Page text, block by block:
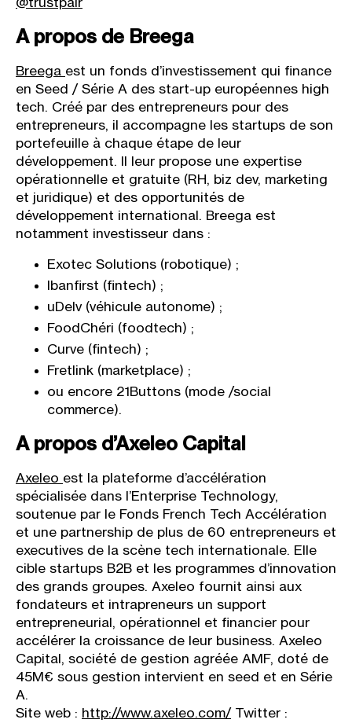
A propos de Breega
Breega est un fonds d’investissement qui finance
en Seed / Série A des start-up européennes high
tech. Créé par des entrepreneurs pour des
entrepreneurs, il accompagne les startups de son
portefeuille à chaque étape de leur
développement. Il leur propose une expertise
opérationnelle et gratuite (RH, biz dev, marketing
et juridique) et des opportunités de
développement international. Breega est
notamment investisseur dans :
Exotec Solutions (robotique) ;
Ibanfirst (fintech) ;
uDelv (véhicule autonome) ;
FoodChéri (foodtech) ;
Curve (fintech) ;
Fretlink (marketplace) ;
ou encore 21Buttons (mode /social
commerce).
A propos d’Axeleo Capital
Axeleo est la plateforme d’accélération
spécialisée dans l’Enterprise Technology,
soutenue par le Fonds French Tech Accélération
et une partnership de plus de 60 entrepreneurs et
executives de la scène tech internationale. Elle
cible startups B2B et les programmes d’innovation
des grands groupes. Axeleo fournit ainsi aux
fondateurs et intrapreneurs un support
entrepreneurial, opérationnel et financier pour
accélérer la croissance de leur business. Axeleo
Capital, société de gestion agréée AMF, doté de
45M€ sous gestion intervient en seed et en Série
A.
Site web : http://www.axeleo.com/ Twitter :